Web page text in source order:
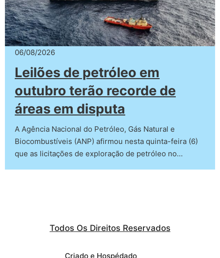
06/08/2026
Leilões de petróleo em
outubro terão recorde de
áreas em disputa
A Agência Nacional do Petróleo, Gás Natural e
Biocombustíveis (ANP) afirmou nesta quinta-feira (6)
que as licitações de exploração de petróleo no…
Todos Os Direitos Reservados
Criado e Hospédado